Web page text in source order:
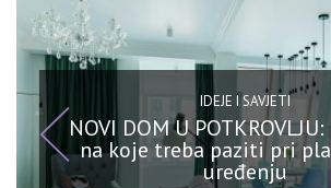
IDEJE I SAVJETI
NOVI DOM U
na koje treba paziti pri
uređenju